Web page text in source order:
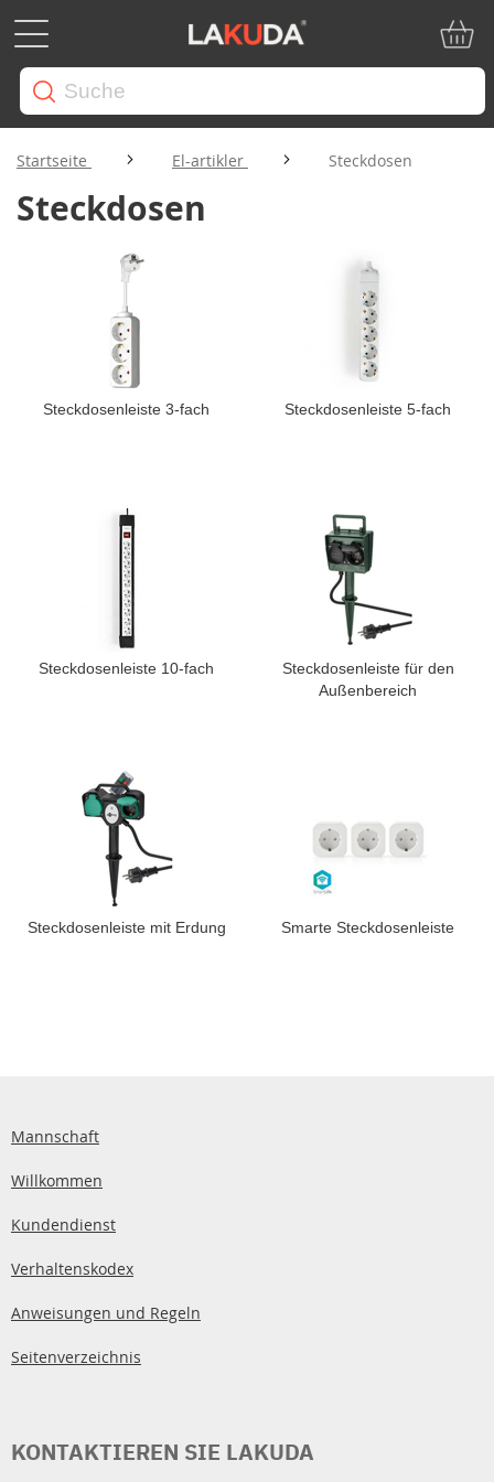
Startseite El-artikler Steckdosen
Steckdosen
Steckdosenleiste 3-fach Steckdosenleiste 5-fach
Steckdosenleiste 10-fach
Steckdosenleiste für den
Außenbereich
Steckdosenleiste mit Erdung Smarte Steckdosenleiste
Mannschaft
Willkommen
Kundendienst
Verhaltenskodex
Anweisungen und Regeln
Seitenverzeichnis
KONTAKTIEREN SIE LAKUDA